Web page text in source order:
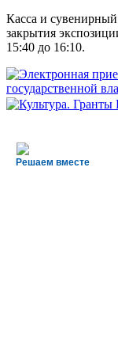
Касса и
закрытия
15:40 до 16:10.
Решаем вместе